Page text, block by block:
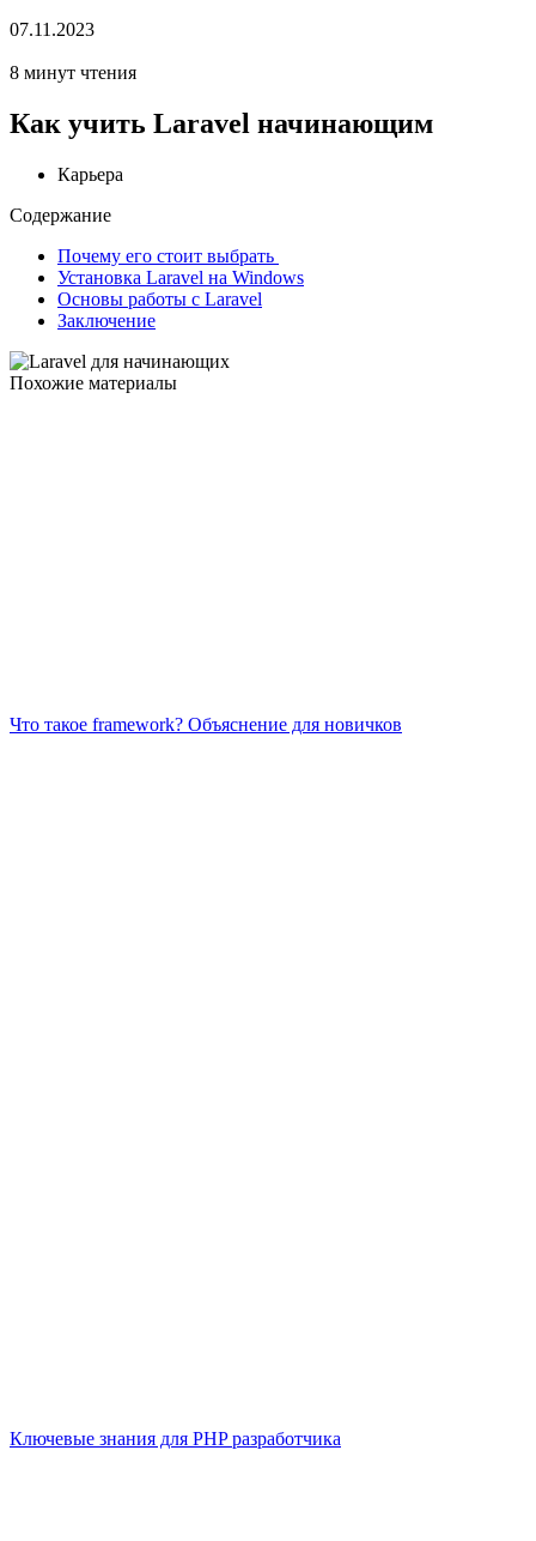
07.11.2023
8 минут чтения
Как учить Laravel начинающим
Карьера
Содержание
Почему его стоит выбрать
Установка Laravel на Windows
Основы работы с Laravel
Заключение
Похожие материалы
Что такое framework? Объяснение для новичков
Ключевые знания для PHP разработчика